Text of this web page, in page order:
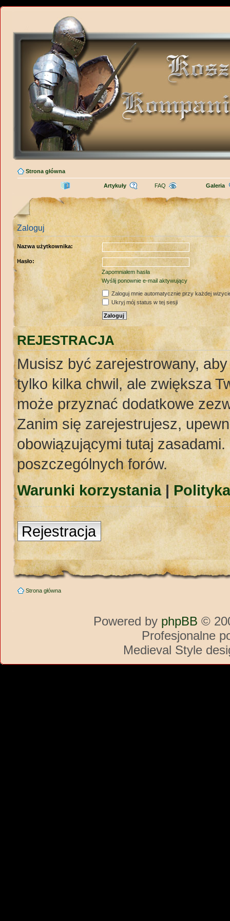
Strona główna
Artykuły FAQ Galeria
Zaloguj
Nazwa użytkownika:
Hasło:
Zapomniałem hasła
Wyślij ponownie e-mail aktywujący
Zaloguj mnie automatycznie przy każdej
Ukryj mój status w tej sesji
REJESTRACJA
Musisz być zarejestrowany,
tylko kilka chwil, ale zwiększa
może przyznać dodatkowe
Zanim się zarejestrujesz,
obowiązującymi tutaj
poszczególnych forów.
Warunki korzystania|
Rejestracja
Strona główna
Powered by phpBB ©
Profesjonalne
Medieval Style